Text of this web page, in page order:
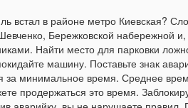
встал в районе метро Киевская?
Бережковской набережной
Найти место для парковки
машину. Поставьте знак
за минимальное время. Среднее
продержаться это время.